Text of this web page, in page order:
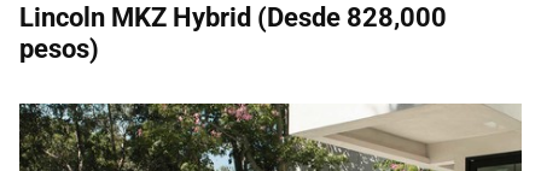
Lincoln MKZ Hybrid (Desde 828,000
pesos)